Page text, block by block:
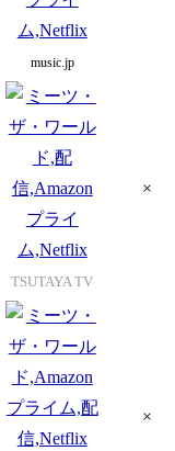
music.jp
TSUTAYA TV
×
×